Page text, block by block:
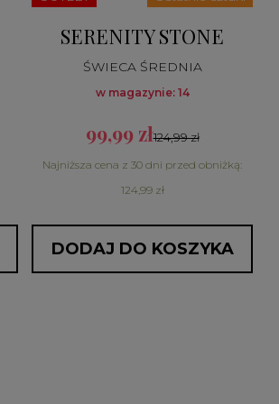
SERENITY STONE
ŚWIECA ŚREDNIA
w magazynie: 14
99,99 zł124,99 zł
Najniższa cena z 30 dni przed obniżką:
124,99 zł
DODAJ DO KOSZYKA